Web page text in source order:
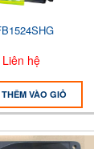
Liên hệ
THÊM VÀO GIỎ